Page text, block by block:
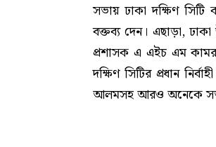
সভায় ঢাকা দক্ষিণ
বক্তব্য দেন। এছাড়া,
প্রশাসক এ এইচ এম
দক্ষিণ সিটির প্রধান
আলমসহ আরও অনেকে